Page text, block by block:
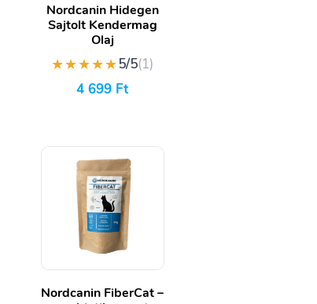
Nordcanin Hidegen
Sajtolt Kendermag
Olaj
★★★★★5/5(1)
4 699 Ft
Nordcanin FiberCat –